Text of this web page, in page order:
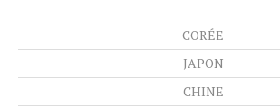
CORÉE
JAPON
CHINE